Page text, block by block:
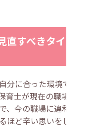
すべきタイミ
に合った環境で働く
士が現在の職場環境
今の職場に違和感が
ど辛い思いをしてい